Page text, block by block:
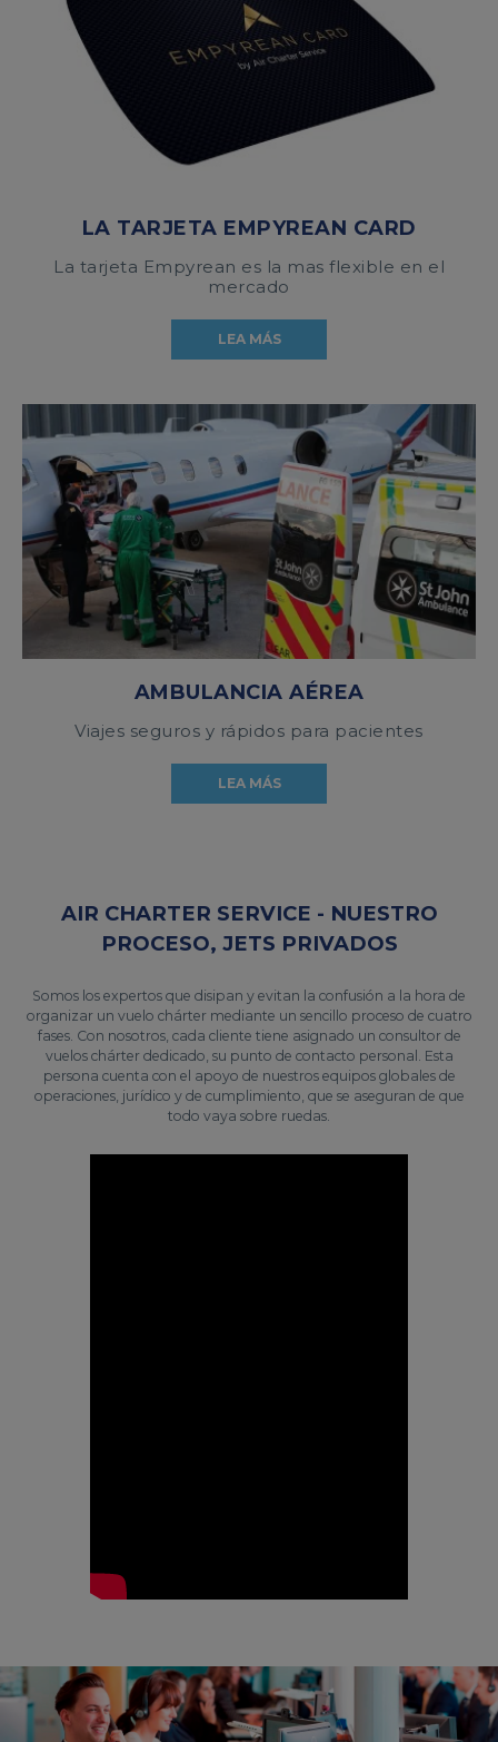
LA TARJETA EMPYREAN CARD
La tarjeta Empyrean es la mas flexible en el
mercado
LEA MÁS
AMBULANCIA AÉREA
Viajes seguros y rápidos para pacientes
LEA MÁS
AIR CHARTER SERVICE - NUESTRO
PROCESO, JETS PRIVADOS
Somos los expertos que disipan y evitan la confusión a la hora de
organizar un vuelo chárter mediante un sencillo proceso de cuatro
fases. Con nosotros, cada cliente tiene asignado un consultor de
vuelos chárter dedicado, su punto de contacto personal. Esta
persona cuenta con el apoyo de nuestros equipos globales de
operaciones, jurídico y de cumplimiento, que se aseguran de que
todo vaya sobre ruedas.